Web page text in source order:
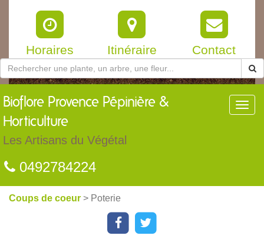
Horaires Itinéraire Contact
Bioflore Provence Pépinière &
Horticulture
Les Artisans du Végétal
0492784224
Coups de coeur > Poterie